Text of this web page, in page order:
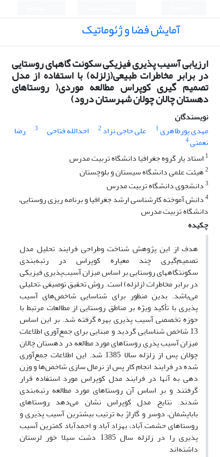
آمایش فضا و ژئوماتیک
ارزیابی آسیب پذیری فیزیکی سکونت گاههای روستایی
در برابر مخاطرات طبیعی(زلزله) با استفاده از مدل
تصمیم گیری کوپراس مطالعه موردی( روستاهای
دهستان چالان چولان شهرستان درود)
نویسندگان
مهدی پورطاهری1 علی حاجی نزاد2 احدالله فتاحی 3
رضا
نعمتی4
1 استاد یار گروه جغرافیا دانشگاه تربیت مدرس
2هیئت علمی دانشگاه سیستان و بلوچستان
3دانشجوی دانشگاه تربیت مدرس
4دانش آموخته کارشناسی ارشد جغرافیا و برنامه ریزی روستایی،
دانشگاه تربیت مدرس
چکیده
هدف از این پژوهش شناخت وطراحی فرایند تحلیل مدل
تصمیم‌گیری چند معیاره کوپراس در رتبه‌بندی
سکونتگاههای روستایی بر اساس میزان آسیب‌پذیری فیزیکی
در برابر مخاطرات (زلزله) است. روش تحقیق توصیفی –تحلیلی
می‌باشد. بدین منظور برای شناسایی شاخص‌های آسیب
پذیری با تأکید ویژه بر مناطق روستایی از مطالعات مرتبط با
حوزه تخصصی آسیب پذیری بهره گرفته شد. بر این اساس
13 شاخص شناسایی گردید و مبنایی برای جمع‌آوری اطلاعات
میزان آسیب پذری روستاهای مورد مطالعه در دهستان چالان
چولان پس از زلزله سالا 1385 شد. این اطلاعات جمع‌آوری
شده در فرایند انجام کار پس از نرمال سازی شاخص‌ها و وزن
دهی به ‌آنها در فرایند مدل کوپراس مورد استفاده قرار
گرفتند و بر اساس آن روستاهای مورد مطالعه رتبه‌بندی
شدند. نتایج مدل کوپراس نشان می‌دهد روستاهای
باباپشمان، دوسر و گاراژ به ترتیب بیشترین آسیب پذیری و
روستاهای حشمت آباد، بهزاد آباد و احمدآباد کمترین آسیب
پذیری را در زلزله سال 1385 دشت سیلا خور لرستان
داشته‌اند